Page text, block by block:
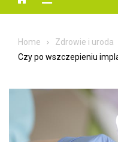
Home
Zdrowie i uroda
Czy po wszczepieniu